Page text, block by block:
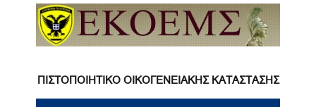
ΠΙΣΤΟΠΟΙΗΤΙΚΟ ΟΙΚΟΓΕΝΕΙΑΚΗΣ ΚΑΤΑΣΤΑΣΗΣ